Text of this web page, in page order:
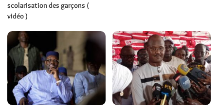
scolarisation des garçons (
vidéo )